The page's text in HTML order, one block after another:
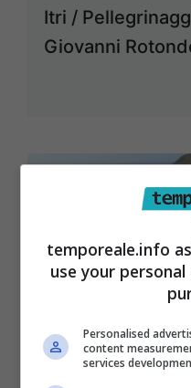
Itri /
Giovanni
temporeale.info
use your
Personalised
content
services